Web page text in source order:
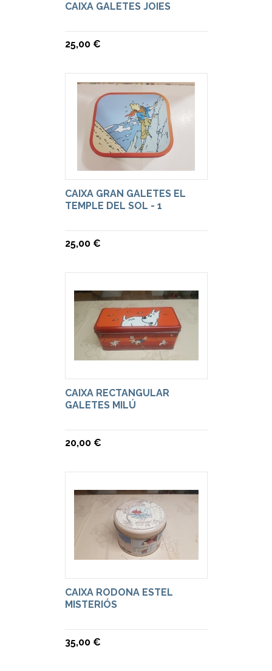
CAIXA GALETES JOIES
25,00 €
CAIXA GRAN GALETES EL
TEMPLE DEL SOL - 1
25,00 €
CAIXA RECTANGULAR
GALETES MILÚ
20,00 €
CAIXA RODONA ESTEL
MISTERIÓS
35,00 €